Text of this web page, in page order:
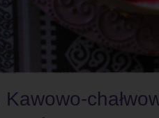
Kawowo-